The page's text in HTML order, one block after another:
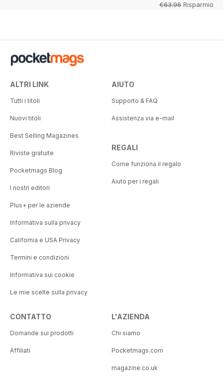
€63.96 Risparmio
ALTRI LINK
Tutti i titoli
Nuovi titoli
Best Selling Magazines
Riviste gratuite
Pocketmags Blog
I nostri editori
Plus+ per le aziende
Informativa sulla privacy
California e USA Privacy
Termini e condizioni
Informativa sui cookie
Le mie scelte sulla privacy
AIUTO
Supporto & FAQ
Assistenza via e-mail
REGALI
Come funziona il regalo
Aiuto per i regali
CONTATTO
Domande sui prodotti
Affiliati
L'AZIENDA
Chi siamo
Pocketmags.com
magazine.co.uk